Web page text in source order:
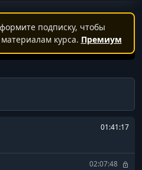
подписку, чтобы
курса. Премиум
01:41:17
02:07:48